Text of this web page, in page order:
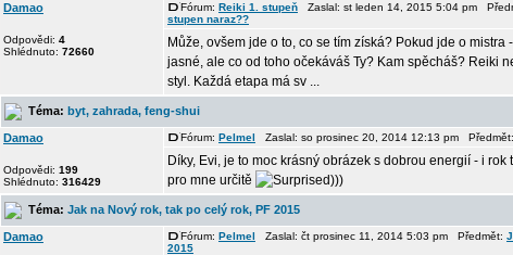
Damao
Odpovědi: 4
Shlédnuto: 72660
Fórum: Reiki 1. stupeň Zaslal: st leden 14, 2015 5:04 pm
stupen naraz??
Může, ovšem jde o to, co se tím získá? Pokud jde o mistra
jasné, ale co od toho očekáváš Ty? Kam spěcháš? Reiki
styl. Každá etapa má sv ...
Téma: byt, zahrada, feng-shui
Damao
Odpovědi: 199
Shlédnuto: 316429
Fórum: Pelmel Zaslal: so prosinec 20, 2014 12:13 pm Předmět:
Díky, Evi, je to moc krásný obrázek s dobrou energií - i
pro mne určitě
)))
Téma: Jak na Nový rok, tak po celý rok, PF 2015
Damao Fórum: Pelmel Zaslal: čt prosinec 11, 2014 5:03 pm Předmět:
2015